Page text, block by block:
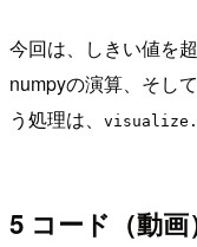
今回は、しきい値を
numpyの演算、そし
う処理は、
5 コード（動画